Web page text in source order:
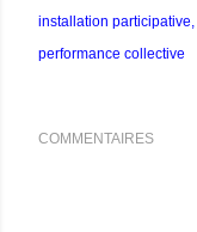
installation participative
performance collective
COMMENTAIRES